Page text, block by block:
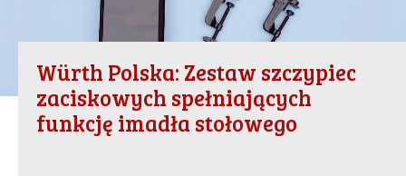
Würth Polska: Zestaw szczypiec
zaciskowych spełniających
funkcję imadła stołowego